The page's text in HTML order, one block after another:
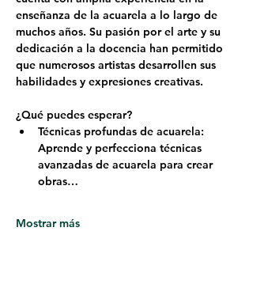
enseñanza de la acuarela a lo largo de
muchos años. Su pasión por el arte y su
dedicación a la docencia han permitido
que numerosos artistas desarrollen sus
habilidades y expresiones creativas.
¿Qué puedes esperar?
Técnicas profundas de acuarela:
Aprende y perfecciona técnicas
avanzadas de acuarela para crear
obras…
Mostrar más